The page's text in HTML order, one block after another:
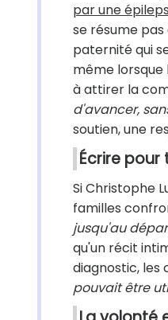
par une
se résume pas
paternité qui
même
à attirer la
d'avancer,
soutien, une
Écrire
Si Christophe
familles
jusqu'au
qu'un récit
diagnostic, les
pouvait être